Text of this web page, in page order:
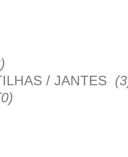
/ JANTES